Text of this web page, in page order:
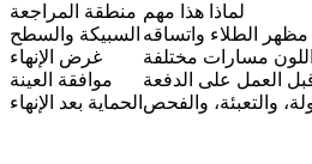
منطقة المراجعة لماذا هذا مهم
السبيكة والسطح الطلاء واتساقه
غرض الإنهاء
مسارات مختلفة
موافقة العينة
العمل على الدفعة
الحماية بعد الإنهاء والتعبئة، والفحص